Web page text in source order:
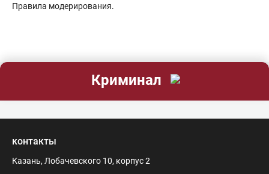
Правила модерирования.
Криминал
контакты
Казань, Лобачевского 10, корпус 2